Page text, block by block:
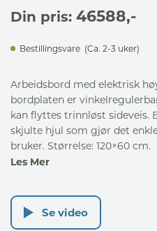
Din pris: 46588,-
Bestillingsvare (Ca. 2-3 uker)
Arbeidsbord med elektrisk
bordplaten er
kan flyttes trinnløst sideveis.
skjulte hjul som gjør det
bruker. Størrelse: 120×60 cm.
Les Mer
Se video